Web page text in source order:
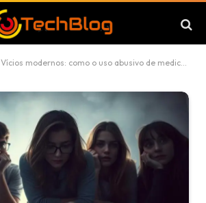
Vícios modernos: como o uso abusivo de medicamentos está afetando os jovens